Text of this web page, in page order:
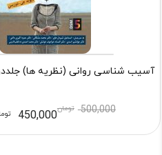
آسیب شناسی روانی (نظریه ها)
500,000 تومان450,000